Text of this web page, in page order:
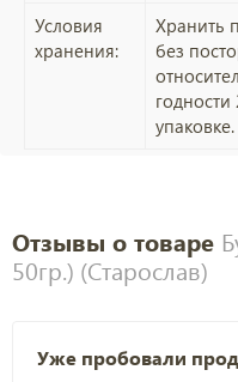
Условия
хранения:
Хранить
без
годности
упаковке.
Отзывы о товаре
50гр.) (Старослав)
Уже пробовали